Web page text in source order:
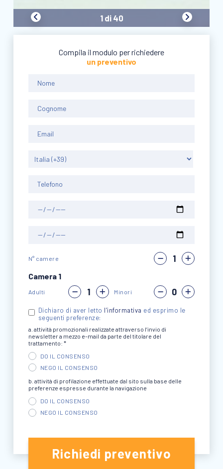
1 di 40
Compila il modulo per richiedere
un preventivo
N° camere
Camera 1
Adulti Minori
Dichiaro di aver letto l’informativa ed esprimo le
seguenti preferenze:
a. attività promozionali realizzate attraverso l’invio di
newsletter a mezzo e-mail da parte del titolare del
trattamento: *
DO IL CONSENSO
NEGO IL CONSENSO
b. attività di profilazione effettuate dal sito sulla base delle
preferenze espresse durante la navigazione
DO IL CONSENSO
NEGO IL CONSENSO
Richiedi preventivo